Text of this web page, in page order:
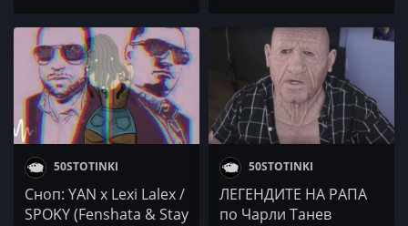
50STOTINKI
Сноп: YAN x Lexi Lalex /
SPOKY (Fenshata & Stay
50STOTINKI
ЛЕГЕНДИТЕ НА РАПА
по Чарли Танев